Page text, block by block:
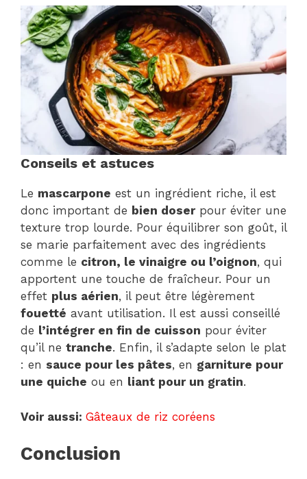
Conseils et astuces
Le mascarpone est un ingrédient riche, il est
donc important de bien doserpour éviter une
texture trop lourde. Pour équilibrer son goût, il
se marie parfaitement avec des ingrédients
comme le citron, le vinaigre ou l’oignon, qui
apportent une touche de fraîcheur. Pour un
effet plus aérien, il peut être légèrement
fouetté avant utilisation. Il est aussi conseillé
de l’intégrer en fin de cuisson pour éviter
qu’il ne tranche. Enfin, il s’adapte selon le plat
: en sauce pour les pâtes, en garniture pour
une quiche ou en liant pour un gratin.
Voir aussi: Gâteaux de riz coréens
Conclusion